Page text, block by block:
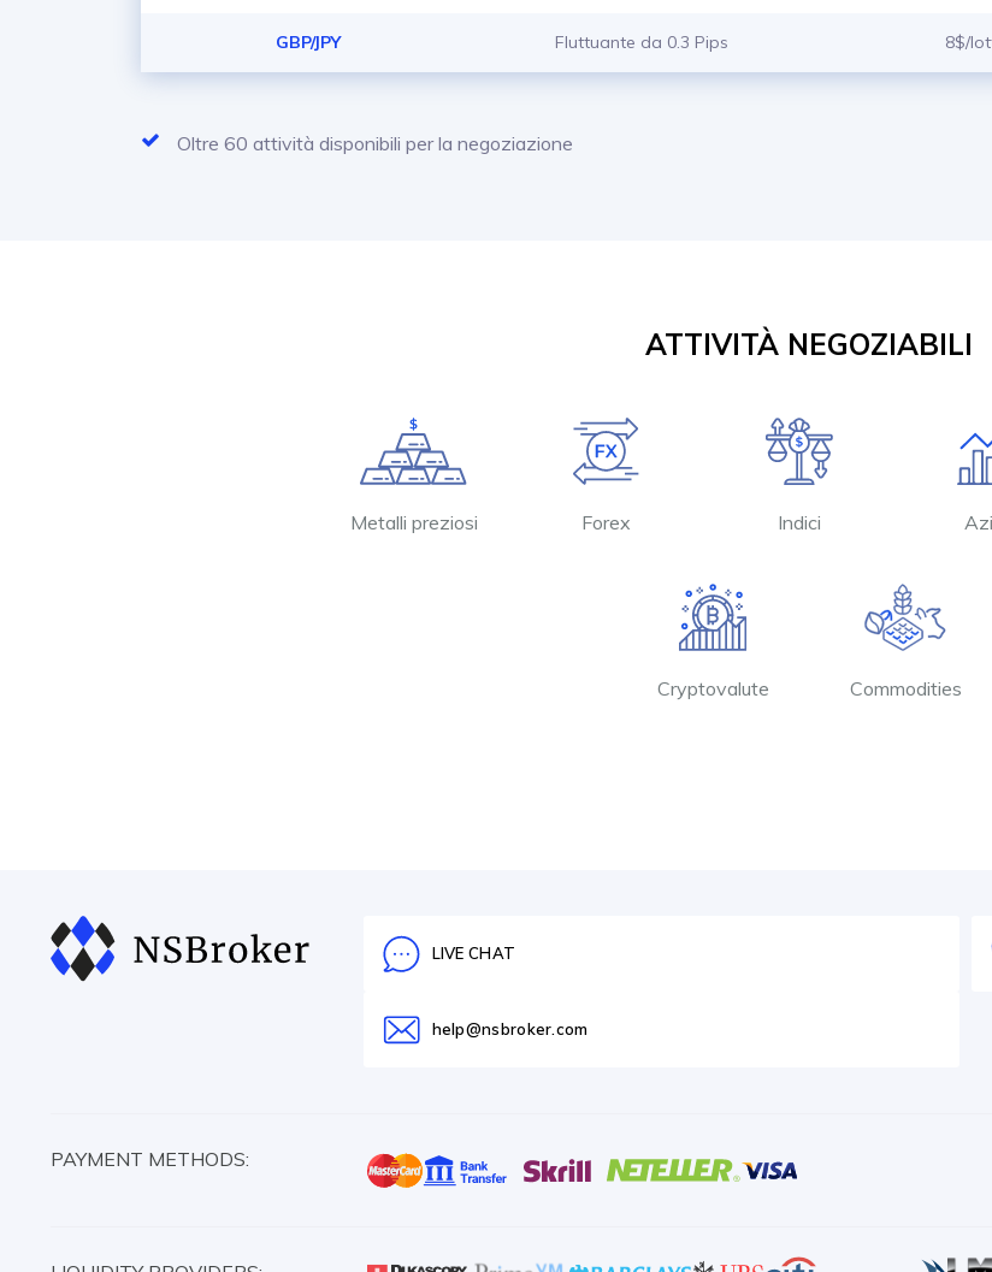
GBP/JPY Fluttuante da 0.3 Pips 8$/
Oltre 60 attività disponibili per la negoziazione
ATTIVITÀ NEGOZIABILI
Metalli preziosi Forex Indici
Cryptovalute Commodities
LIVE CHAT
help@nsbroker.com
PAYMENT METHODS: